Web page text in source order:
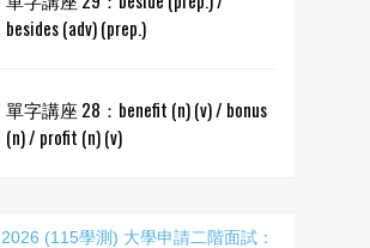
besides (adv) (prep.)
單字講座 28：benefit (n) (v) / bonus
(n) / profit (n) (v)
2026 (115學測) 大學申請二階面試：